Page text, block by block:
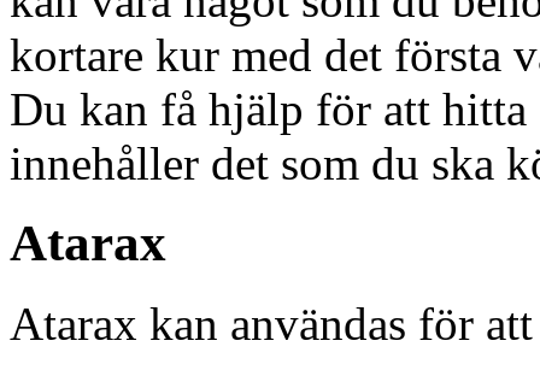
kortare kur med det första
Du kan få hjälp för att hitta
innehåller det som du ska
Atarax
Atarax kan användas för